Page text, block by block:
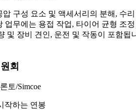
구성 요소 및 액세서리의 분해, 수리
업무에는 용접 작업, 타이어 균형 조정
및 장비 견인, 운전 및 작동이 포함됩
회
토/Simcoe
작하는 연봉